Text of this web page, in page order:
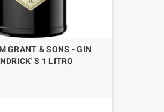
GRANT & SONS - GIN
S 1 LITRO